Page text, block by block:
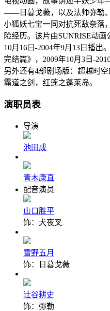
——日暮戈薇，以及法师弥勒
小狐妖七宝一同对抗死敌奈落
险经历。该片由SUNRISE动
10月16日-2004年9月13日播出
完结篇》，2009年10月3日-
另外还有4部剧场版：超越时
霸道之剑，红莲之蓬莱岛。
演职员表
导演
池田成
青木康直
配音演员
山口胜平
饰：犬夜叉
雪野五月
饰：日暮戈薇
辻谷耕史
饰：弥勒